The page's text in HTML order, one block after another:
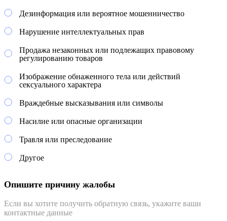
Дезинформация или вероятное мошенничество
Нарушение интеллектуальных прав
Продажа незаконных или подлежащих правовому
регулированию товаров
Изображение обнаженного тела или действий
сексуального характера
Враждебные высказывания или символы
Насилие или опасные организации
Травля или преследование
Другое
Опишите причину жалобы
Если вы хотите получить обратную связь, укажите ваши
контактные данные